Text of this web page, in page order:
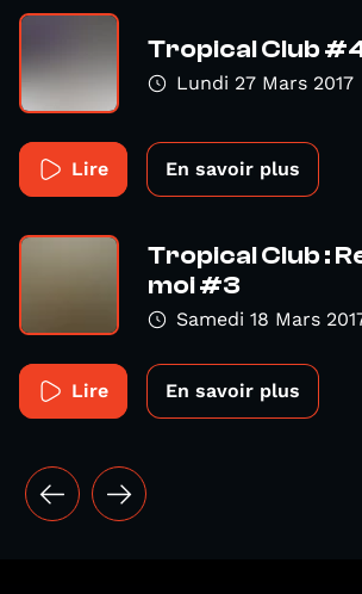
Tropical Club
Lundi 27 Mars 2017
Lire En savoir plus
Tropical Club :
moi #3
Samedi 18 Mars
Lire En savoir plus